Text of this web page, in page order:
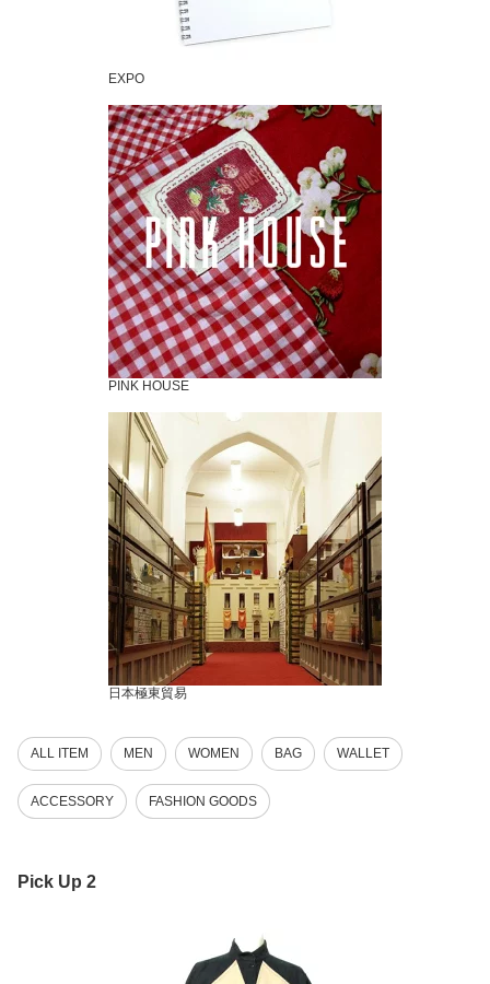
EXPO
PINK HOUSE
日本極東貿易
ALL ITEM MEN WOMEN BAG WALLET
ACCESSORY FASHION GOODS
Pick Up 2